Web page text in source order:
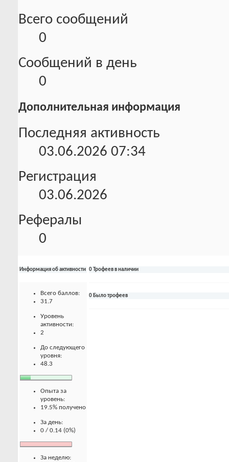
Всего сообщений
0
Сообщений в день
0
Дополнительная информация
Последняя активность
03.06.2026 07:34
Регистрация
03.06.2026
Рефералы
0
Информация об активности
Всего баллов:
31.7
Уровень
активности:
2
До следующего
уровня:
48.3
Опыта за
уровень:
19.5% получено
За день:
0 / 0.14 (0%)
За неделю:
0 Трофеев в наличии
0 Было трофеев